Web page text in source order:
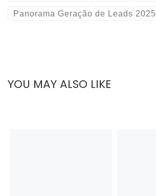
Panorama Geração de Leads 2025
YOU MAY ALSO LIKE